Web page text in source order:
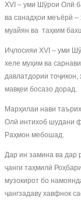
XVI – уми Шӯрои Олӣ
ва санадҳои меъёрӣ –
муайян ва таҳким
Иҷлосияи XVI – уми
хеле муҳим ва
давлатдории тоҷикон,
мавқеи босазо дорад.
Марҳилаи нави
Олӣ интихоб шудани
Раҳмон мебошад.
Дар ин замина ва дар
ҷанги таҳмилӣ
музокирот бо
ҷангзадаву хавфнок